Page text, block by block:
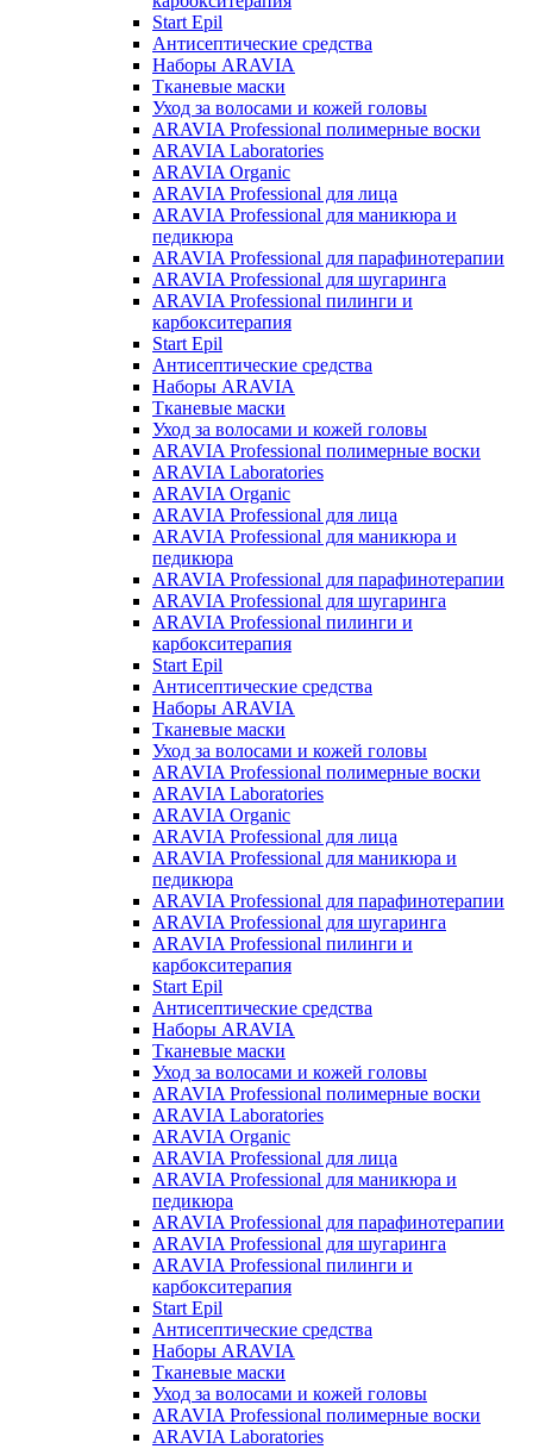
Start Epil
Антисептические средства
Наборы ARAVIA
Тканевые маски
Уход за волосами и кожей головы
ARAVIA Professional полимерные воски
ARAVIA Laboratories
ARAVIA Organic
ARAVIA Professional для лица
ARAVIA Professional для маникюра и
педикюра
ARAVIA Professional для парафинотерапии
ARAVIA Professional для шугаринга
ARAVIA Professional пилинги и
карбокситерапия
Start Epil
Антисептические средства
Наборы ARAVIA
Тканевые маски
Уход за волосами и кожей головы
ARAVIA Professional полимерные воски
ARAVIA Laboratories
ARAVIA Organic
ARAVIA Professional для лица
ARAVIA Professional для маникюра и
педикюра
ARAVIA Professional для парафинотерапии
ARAVIA Professional для шугаринга
ARAVIA Professional пилинги и
карбокситерапия
Start Epil
Антисептические средства
Наборы ARAVIA
Тканевые маски
Уход за волосами и кожей головы
ARAVIA Professional полимерные воски
ARAVIA Laboratories
ARAVIA Organic
ARAVIA Professional для лица
ARAVIA Professional для маникюра и
педикюра
ARAVIA Professional для парафинотерапии
ARAVIA Professional для шугаринга
ARAVIA Professional пилинги и
карбокситерапия
Start Epil
Антисептические средства
Наборы ARAVIA
Тканевые маски
Уход за волосами и кожей головы
ARAVIA Professional полимерные воски
ARAVIA Laboratories
ARAVIA Organic
ARAVIA Professional для лица
ARAVIA Professional для маникюра и
педикюра
ARAVIA Professional для парафинотерапии
ARAVIA Professional для шугаринга
ARAVIA Professional пилинги и
карбокситерапия
Start Epil
Антисептические средства
Наборы ARAVIA
Тканевые маски
Уход за волосами и кожей головы
ARAVIA Professional полимерные воски
ARAVIA Laboratories